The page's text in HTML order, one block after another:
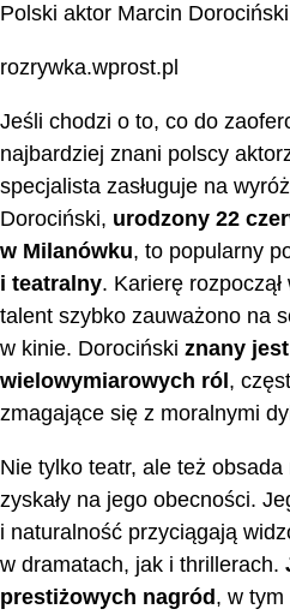
Polski aktor Marcin Dorociński
rozrywka.wprost.pl
Jeśli chodzi o to, co do
najbardziej znani polscy
specjalista zasługuje na
Dorociński, urodzony 22
w Milanówku, to popularny
i teatralny. Karierę
talent szybko zauważono na
w kinie. Dorociński znany
wielowymiarowych ról,
zmagające się z moralnymi
Nie tylko teatr, ale też
zyskały na jego obecności.
i naturalność przyciągają
w dramatach, jak i thrillerach.
prestiżowych nagród, w tym